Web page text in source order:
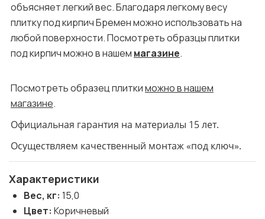
объясняет легкий вес. Благодаря легкому весу
плитку под кирпич Бремен можно использовать на
любой поверхности. Посмотреть образцы плитки
под кирпич можно в нашем магазине.
Посмотреть образец плиткиможно в нашем
магазине.
Официальная гарантия на материалы 15 лет.
Осуществляем качественный монтаж «под ключ».
Характеристики
Вес, кг: 15,0
Цвет: Коричневый